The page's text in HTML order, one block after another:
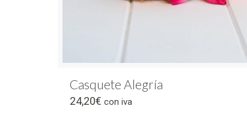
Casquete Alegría
24,20€ con iva